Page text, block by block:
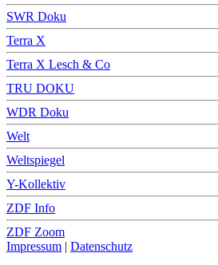
SWR Doku
Terra X
Terra X Lesch & Co
TRU DOKU
WDR Doku
Welt
Weltspiegel
Y-Kollektiv
ZDF Info
ZDF Zoom
Impressum | Datenschutz